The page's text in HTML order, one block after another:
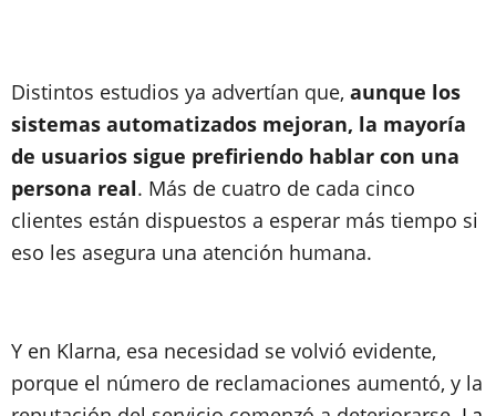
Distintos estudios ya advertían que, aunque los
sistemas automatizados mejoran, la mayoría
de usuarios sigue prefiriendo hablar con una
persona real. Más de cuatro de cada cinco
clientes están dispuestos a esperar más tiempo si
eso les asegura una atención humana.
Y en Klarna, esa necesidad se volvió evidente,
porque el número de reclamaciones aumentó, y la